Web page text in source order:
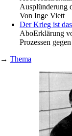
Ausplünderung
Von Inge Viett
Der Krieg ist
AboErklärung
Prozessen
→ Thema